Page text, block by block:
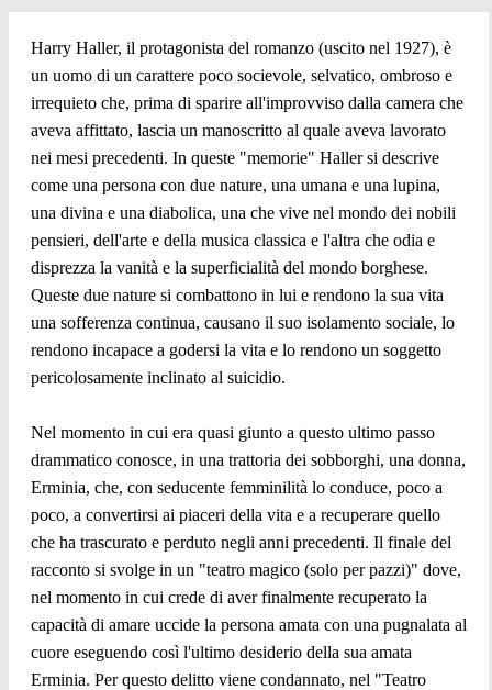
Harry Haller, il protagonista del romanzo (uscito nel 1927), è
un uomo di un carattere poco socievole, selvatico, ombroso e
irrequieto che, prima di sparire all'improvviso dalla camera che
aveva affittato, lascia un manoscritto al quale aveva lavorato
nei mesi precedenti. In queste "memorie" Haller si descrive
come una persona con due nature, una umana e una lupina,
una divina e una diabolica, una che vive nel mondo dei nobili
pensieri, dell'arte e della musica classica e l'altra che odia e
disprezza la vanità e la superficialità del mondo borghese.
Queste due nature si combattono in lui e rendono la sua vita
una sofferenza continua, causano il suo isolamento sociale, lo
rendono incapace a godersi la vita e lo rendono un soggetto
pericolosamente inclinato al suicidio.
Nel momento in cui era quasi giunto a questo ultimo passo
drammatico conosce, in una trattoria dei sobborghi, una donna,
Erminia, che, con seducente femminilità lo conduce, poco a
poco, a convertirsi ai piaceri della vita e a recuperare quello
che ha trascurato e perduto negli anni precedenti. Il finale del
racconto si svolge in un "teatro magico (solo per pazzi)" dove,
nel momento in cui crede di aver finalmente recuperato la
capacità di amare uccide la persona amata con una pugnalata al
cuore eseguendo così l'ultimo desiderio della sua amata
Erminia. Per questo delitto viene condannato, nel "Teatro